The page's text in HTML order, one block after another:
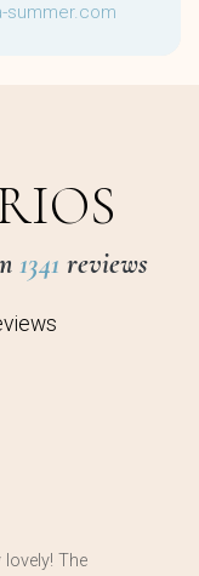
summer.com
1341 reviews
The